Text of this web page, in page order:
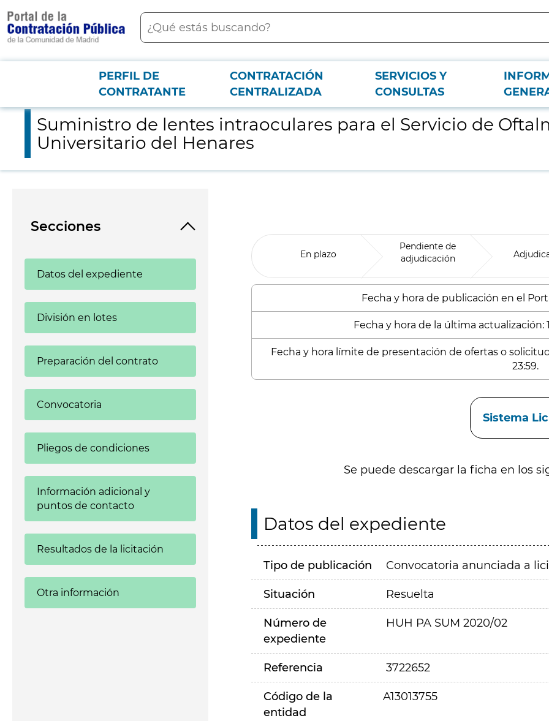
contenido
principal
Buscar
Menú PCON
PERFIL DE
CONTRATANTE
CONTRATACIÓN
CENTRALIZADA
SERVICIOS Y
CONSULTAS
Suministro de lentes intraoculares para el Servicio de Oftalmología del Hospital Universitario del Henares
Suministro de lentes intraoculares para el Servicio de
Universitario del Henares
Secciones
Datos del expediente
División en lotes
Preparación del contrato
Convocatoria
Pliegos de condiciones
Información adicional y
puntos de contacto
Resultados de la licitación
Otra información
En plazo
Pendiente de
adjudicación
Fecha y hora de publicación en el
Fecha y hora de la última actualización:
Fecha y hora límite de presentación de ofertas o
23:59.
Sistema
Se puede descargar la ficha en los
Datos del expediente
Tipo de publicación Convocatoria anunciada a
Situación Resuelta
Número de
expediente
HUH PA SUM 2020/02
Referencia 3722652
Código de la
entidad
A13013755